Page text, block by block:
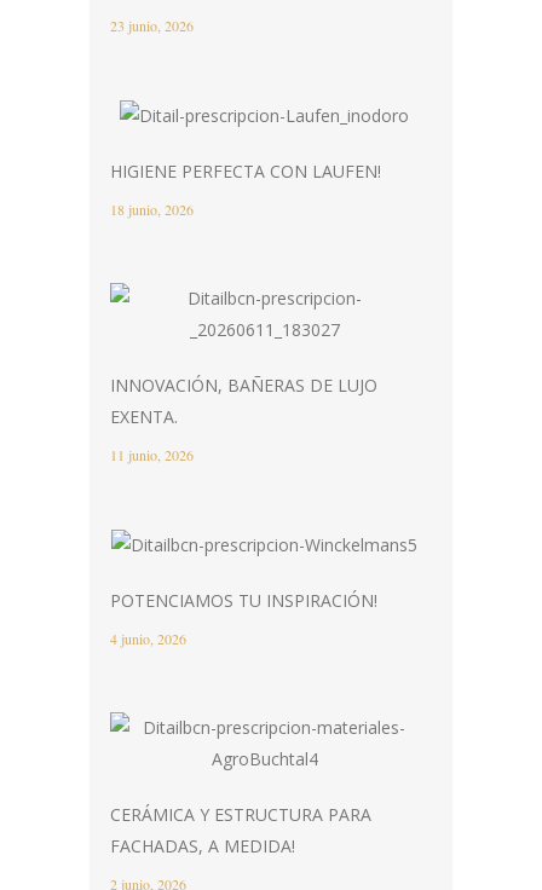
23 junio, 2026
HIGIENE PERFECTA CON LAUFEN!
18 junio, 2026
INNOVACIÓN, BAÑERAS DE LUJO
EXENTA.
11 junio, 2026
POTENCIAMOS TU INSPIRACIÓN!
4 junio, 2026
CERÁMICA Y ESTRUCTURA PARA
FACHADAS, A MEDIDA!
2 junio, 2026